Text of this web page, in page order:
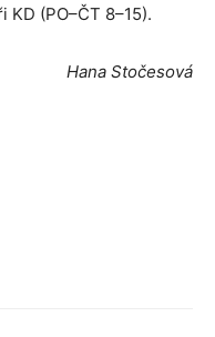
KD (PO–ČT 8–15).
Hana Stočesová